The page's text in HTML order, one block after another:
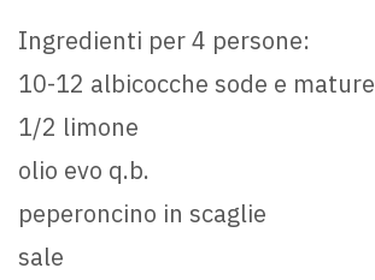
Ingredienti per 4 persone:
10-12 albicocche sode e mature
1/2 limone
olio evo q.b.
peperoncino in scaglie
sale